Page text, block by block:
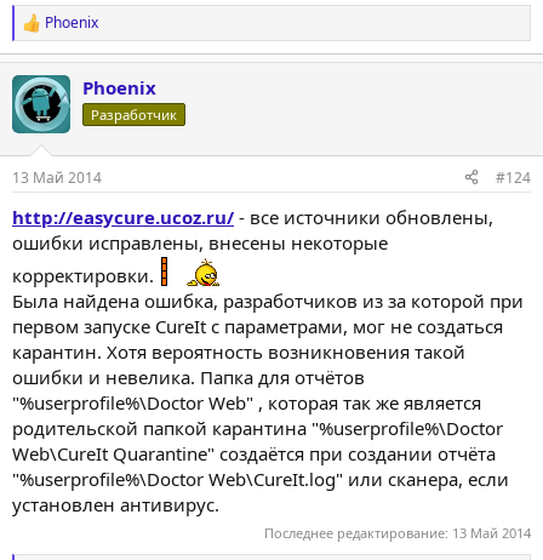
Р
е
к
ц
и
Phoenix
Phoenix
Разработчик
13 Май 2014 #124
http://easycure.ucoz.ru/ - все источники обновлены,
ошибки исправлены, внесены некоторые
корректировки.
Была найдена ошибка, разработчиков из за которой при
первом запуске CureIt с параметрами, мог не создаться
карантин. Хотя вероятность возникновения такой
ошибки и невелика. Папка для отчётов
"%userprofile%\Doctor Web" , которая так же является
родительской папкой карантина "%userprofile%\Doctor
Web\CureIt Quarantine" создаётся при создании отчёта
"%userprofile%\Doctor Web\CureIt.log" или сканера, если
установлен антивирус.
Последнее редактирование: 13 Май 2014